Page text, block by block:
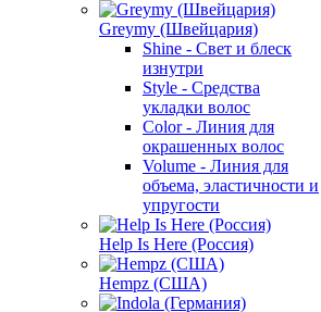
Greymy (Швейцария)
Shine - Свет и блеск
изнутри
Style - Средства
укладки волос
Color - Линия для
окрашенных волос
Volume - Линия для
объема, эластичности и
упругости
Help Is Here (Россия)
Hempz (США)